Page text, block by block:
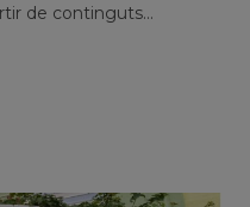
de continguts...